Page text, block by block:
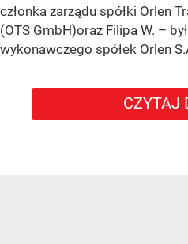
członka zarządu spółki Orlen
(OTS GmbH)oraz Filipa W. –
wykonawczego spółek Orlen
CZYTAJ